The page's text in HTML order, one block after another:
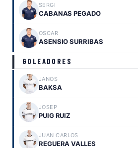
SERGI
CABANAS PEGADO
OSCAR
ASENSIO SURRIBAS
GOLEADORES
JANOS
BAKSA
JOSEP
PUIG RUIZ
JUAN CARLOS
REGUERA VALLES